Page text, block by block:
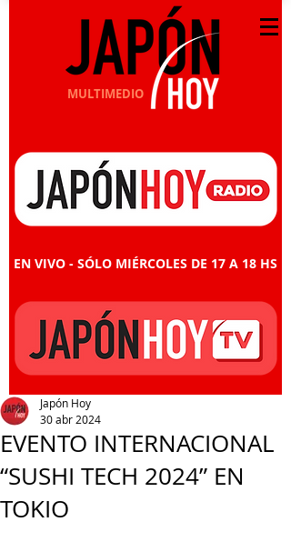
MULTIMEDIO
EN VIVO - SÓLO MIÉRCOLES DE 17 A 18 HS
EVENTO INTERNACIONAL
“SUSHI TECH 2024” EN
TOKIO
Japón Hoy
30 abr 2024